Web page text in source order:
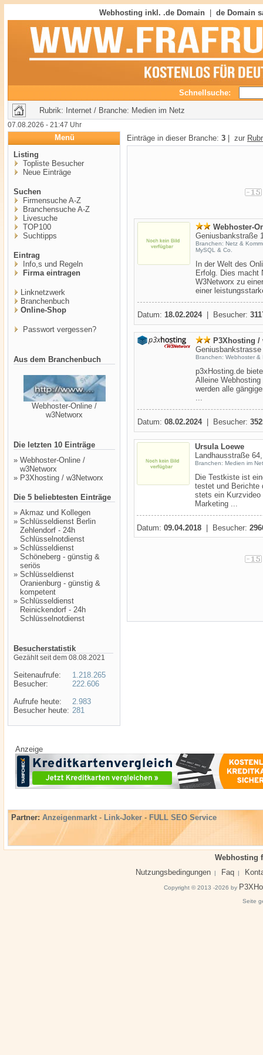
Webhosting inkl. .de Domain de Domain
Schnellsuche:
Rubrik: Internet / Branche: Medien im Netz
07.08.2026 - 21:47 Uhr
Menü
Listing
Topliste Besucher
Neue Einträge
Suchen
Firmensuche A-Z
Branchensuche A-Z
Livesuche
TOP100
Suchtipps
Eintrag
Info,s und Regeln
Firma eintragen
Linknetzwerk
Branchenbuch
Online-Shop
Passwort vergessen?
Aus dem Branchenbuch
Webhoster-Online /
w3Networx
Die letzten 10 Einträge
» Webhoster-Online /
w3Networx
» P3Xhosting / w3Networx
Die 5 beliebtesten Einträge
» Akmaz und Kollegen
» Schlüsseldienst Berlin
Zehlendorf - 24h
Schlüsselnotdienst
» Schlüsseldienst
Schöneberg - günstig &
seriös
» Schlüsseldienst
Oranienburg - günstig &
kompetent
» Schlüsseldienst
Reinickendorf - 24h
Schlüsselnotdienst
Besucherstatistik
Gezählt seit dem 08.08.2021
Seitenaufrufe:
Besucher:
Aufrufe heute:
Besucher heute:
1.218.265
222.606
2.983
281
Einträge in dieser Branche: 3 | zur
Webhoster-
Geniusbankstraße
Branchen: Netz &
MySQL & Co.
In der Welt des
Erfolg. Dies macht
W3Networx zu
einer
Datum: 18.02.2024| Besucher:
P3Xhosting /
Branchen: Webhoster &
p3xHosting.de
Alleine
werden alle
...
Datum: 08.02.2024| Besucher:
Ursula Loewe
Landhausstraße
Branchen: Medien im
Die Testkiste ist
testet und Berichte
stets ein Kurzvideo
Marketing ...
Datum: 09.04.2018 | Besucher:
Anzeige
Partner: Anzeigenmarkt - Link-Joker - FULL SEO Service
Webhosting
Nutzungsbedingungen | Faq |
Copyright © 2013 -2026 by
Seite